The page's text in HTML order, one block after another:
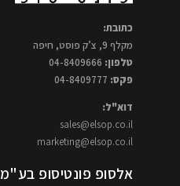
כתובת:
מקלף 9, צ’ק פוסט, חיפה
טלפון:
פקס: 04-8409777
דוא"ל:
sales@elsop.co.il
marketing@elsop.co.il
אלסופ פונטיסופ בע"מ